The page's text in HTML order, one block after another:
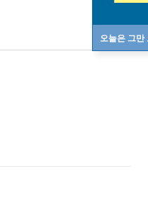
오늘은 그만